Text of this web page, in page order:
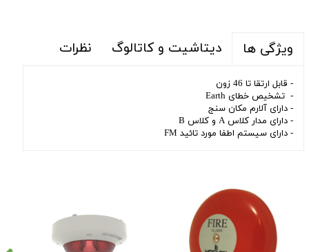
ویژگی ها دیتاشیت و کاتالوگ نظرات
- قابل ارتقا تا 46 زون
- تشخیص خطای Earth
- دارای آلارم مکان سنج
- دارای مدار کلاس A و کلاس B
- دارای سیستم اطفا مورد تائید FM